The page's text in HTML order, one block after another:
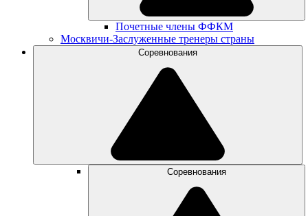
Почетные члены ФФКМ
Москвичи-Заслуженные тренеры страны
Соревнования
Соревнования